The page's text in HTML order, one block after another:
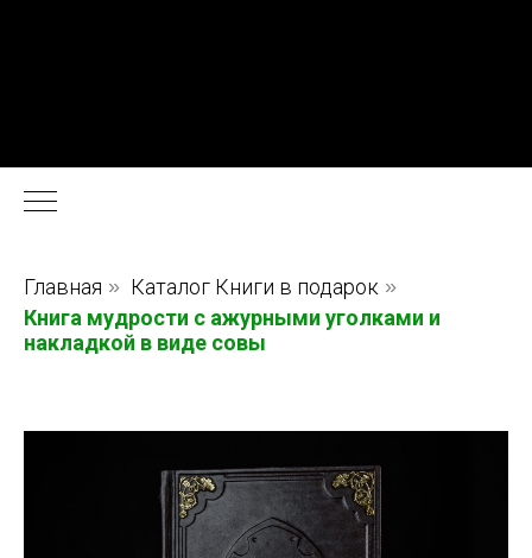
Главная » Каталог Книги в подарок »
Книга мудрости с ажурными уголками и
накладкой в виде совы